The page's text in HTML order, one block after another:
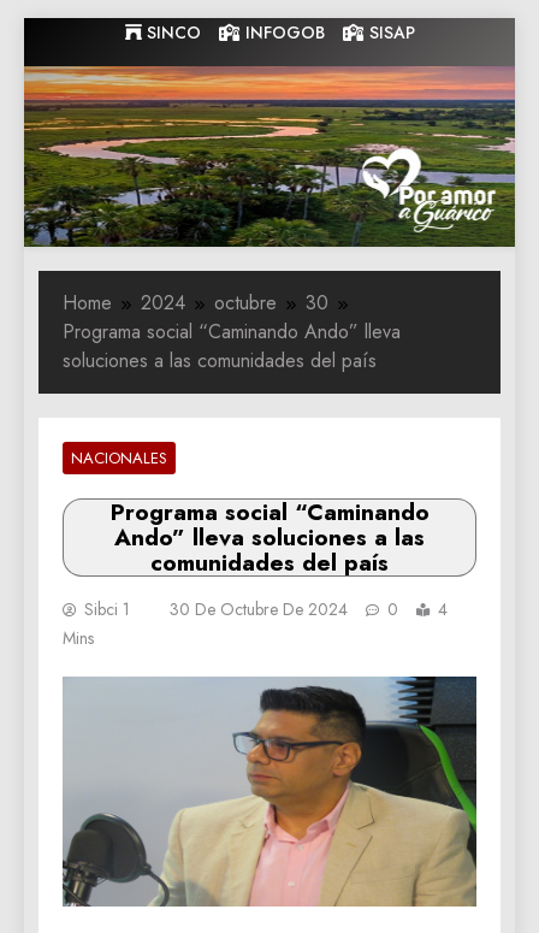
to
content
SINCO INFOGOB SISAP
Gobernacion
de Guarico
Gobernacion de Guarico
Home 2024 octubre
30
Programa social “Caminando Ando” lleva
soluciones a las comunidades del país
NACIONALES
Programa social “Caminando
Ando” lleva soluciones a las
comunidades del país
Sibci 1 30 De Octubre De 2024 0
4
Mins